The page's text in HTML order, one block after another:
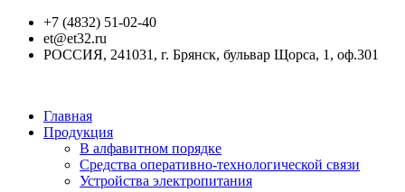
+7 (4832) 51-02-40
et@et32.ru
РОССИЯ, 241031, г. Брянск, бульвар Щорса, 1, оф.301
Главная
Продукция
В алфавитном порядке
Средства оперативно-технологической связи
Устройства электропитания